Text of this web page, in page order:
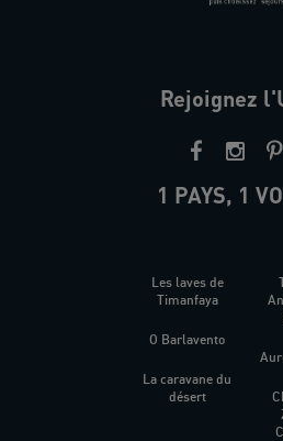
Rejoignez
1 PAYS, 1
Les laves de
Timanfaya
O Barlavento
La caravane du
désert